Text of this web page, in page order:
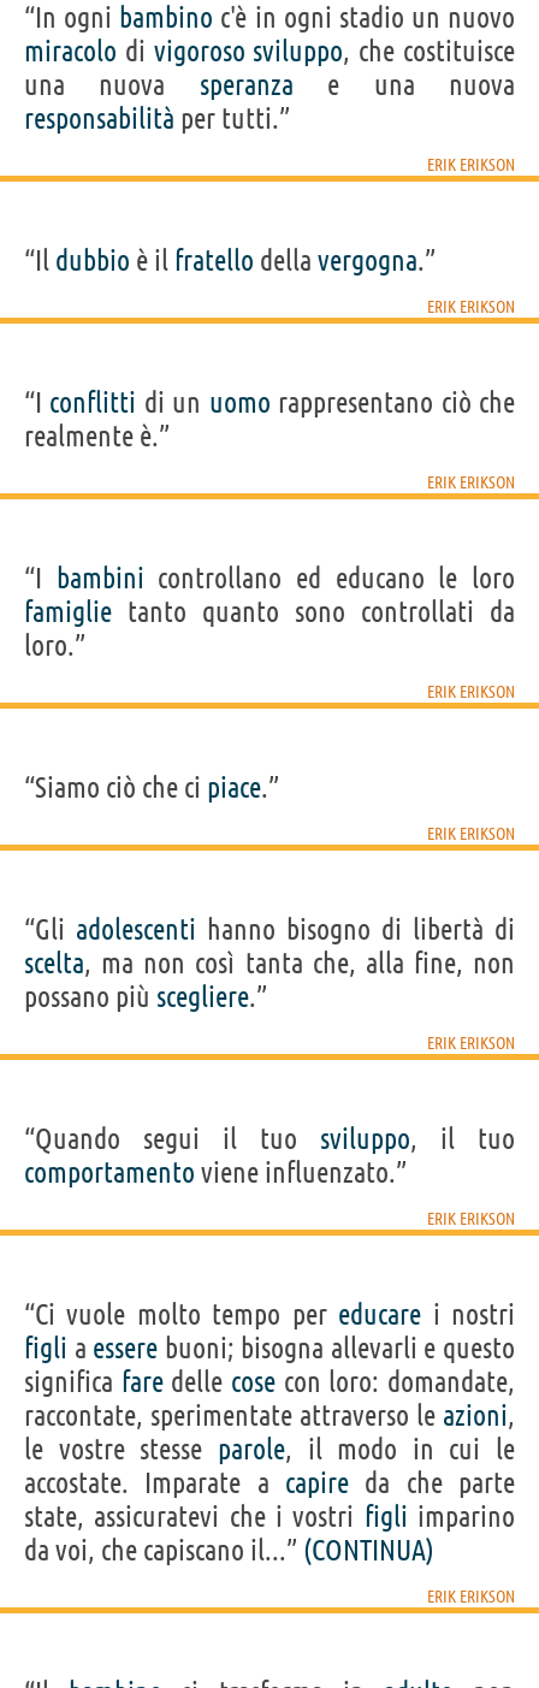
“In ogni bambino c'è in ogni stadio un nuovo
miracolo di vigoroso sviluppo, che costituisce
una nuova speranza e una nuova
responsabilità per tutti.”
ERIK ERIKSON
“Il dubbio è il fratello della vergogna.”
ERIK ERIKSON
“I conflitti di un uomo rappresentano ciò che
realmente è.”
ERIK ERIKSON
“I bambini controllano ed educano le loro
famiglie tanto quanto sono controllati da
loro.”
ERIK ERIKSON
“Siamo ciò che ci piace.”
ERIK ERIKSON
“Gli adolescenti hanno bisogno di libertà di
scelta, ma non così tanta che, alla fine, non
possano più scegliere.”
ERIK ERIKSON
“Quando segui il tuo sviluppo, il tuo
comportamento viene influenzato.”
ERIK ERIKSON
“Ci vuole molto tempo per educare i nostri
figli a essere buoni; bisogna allevarli e questo
significa faredelle cose con loro: domandate,
raccontate, sperimentate attraverso le azioni,
le vostre stesse parole, il modo in cui le
accostate. Imparate a capire da che parte
state, assicuratevi che i vostri figli imparino
da voi, che capiscano il...” (CONTINUA)
ERIK ERIKSON